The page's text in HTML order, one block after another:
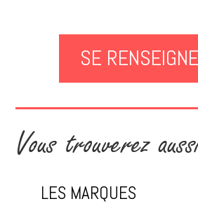
SE
Vous trouverez
LES MARQUES